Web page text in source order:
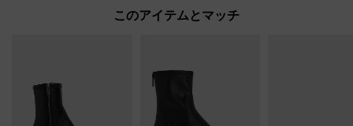
このアイテムとマッチ